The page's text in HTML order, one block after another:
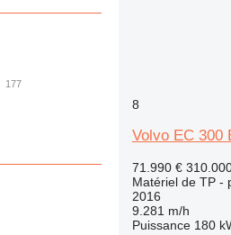
8
Volvo EC 300
71.990 €
Matériel de TP -
2016
9.281 m/h
Puissance 180